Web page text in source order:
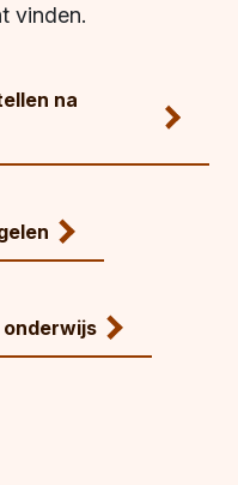
vinden.
na